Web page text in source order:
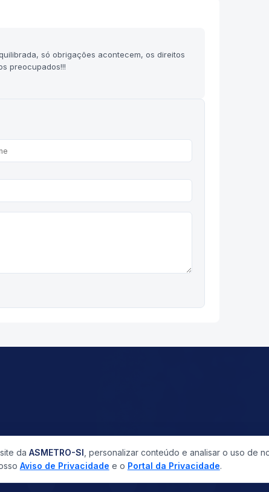
só obrigações acontecem, os direitos
preocupados!!!
da ASMETRO-SI , personalizar conteúdo e analisar o uso de
Aviso de Privacidade e o Portal da Privacidade.